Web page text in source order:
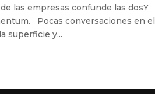
las empresas confunde las dosY
Pocas conversaciones en el
superficie y...